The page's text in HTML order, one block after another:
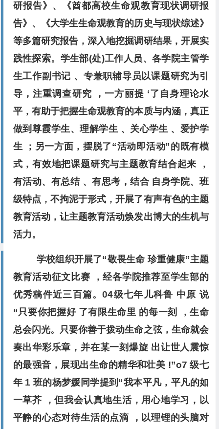
研报告》、《酋都高校生命观教育现状调研报
告》、《大学生生命观教育的历史与现状综述》
等多篇研究报告，深入地挖掘调研结果，开展实
践性探索。学生部(处)工作人员、各学院主管学
生工作副书记 、专兼职辅导员以课题研究为引
导，注重调查研究 ，一方丽提 ‘了自身理论水
平，有助于把握生命观教育的本质与内涵，真正
做到尊霞学生、理解学生 、关心学生 、爱护学
生 ；另一方面，摆脱了“活动即活动”的既有模
式，有效地把课题研究与主题教育结合起来 ，
有活动、有总结 、有思考，结合 自身学院、班
级特点，不拘泥于形式，开展了有声有色的主题
教育活动，让主题教育活动焕发出博大的生机与
活力。
学校组织开展了“敬畏生命 珍重健康”主题
教育活动征文比赛 ，经各学院推荐至学生部的
优秀稿件近三百篇。04级七年儿科鲁 中原 说
“只要你把握好 了有限生命里 的每一刻 ，生命
总会闪光。只要你善于拨动生命之弦，生命就会
奏出华彩乐章，并在某一刻爆旋 出让世人震惊
的最强音，展现出生命的精华和壮美 !”o7 级七
年 1 班的杨梦媛同学提到“我本平凡，平凡的如
一草芥 ，但我会认真地生活，用心地学习，以
平静的心态对待生活的点滴 ，以理锂的头脑对